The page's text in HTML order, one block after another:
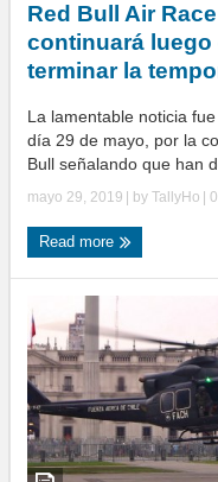
Red Bull Air
continuará luego
terminar la
La lamentable noticia
día 29 de mayo, por la
Bull señalando que han
mayo 29, 2019 | by TallyHo
Read more